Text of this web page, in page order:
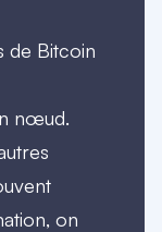
de Bitcoin
nœud.
on